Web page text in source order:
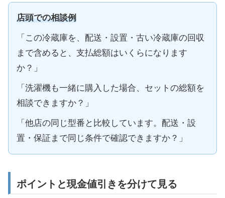
店頭での相談例
「この冷蔵庫を、配送・設置・古い冷蔵庫の回収
まで含めると、支払総額はいくらになります
か？」
「洗濯機も一緒に購入した場合、セットの総額を
相談できますか？」
「他店の同じ型番と比較しています。配送・設
置・保証まで同じ条件で確認できますか？」
ポイントと現金値引きを分けて見る